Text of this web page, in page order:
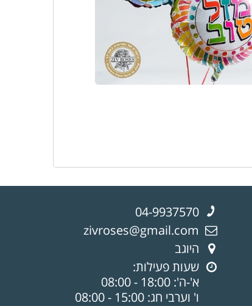
04-9937570
zivroses@gmail.com
היוגב
שעות פעילות:
א'-ה': 18:00 - 08:00
ו' וערבי חג: 15:00 - 08:00